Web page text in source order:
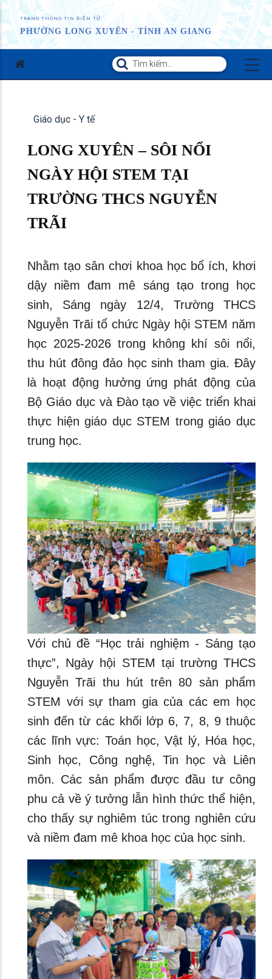
TRANG THÔNG TIN ĐIỆN TỬ
PHƯỜNG LONG XUYÊN - TỈNH AN GIANG
Giáo dục - Y tế
LONG XUYÊN – SÔI NỔI
NGÀY HỘI STEM TẠI
TRƯỜNG THCS NGUYỄN
TRÃI
Nhằm tạo sân chơi khoa học bổ ích, khơi
dậy niềm đam mê sáng tạo trong học
sinh, Sáng ngày 12/4, Trường THCS
Nguyễn Trãi tổ chức Ngày hội STEM năm
học 2025-2026 trong không khí sôi nổi,
thu hút đông đảo học sinh tham gia. Đây
là hoạt động hưởng ứng phát động của
Bộ Giáo dục và Đào tạo về việc triển khai
thực hiện giáo dục STEM trong giáo dục
trung học.
Với chủ đề “Học trải nghiệm - Sáng tạo
thực”, Ngày hội STEM tại trường THCS
Nguyễn Trãi thu hút trên 80 sản phẩm
STEM với sự tham gia của các em học
sinh đến từ các khối lớp 6, 7, 8, 9 thuộc
các lĩnh vực: Toán học, Vật lý, Hóa học,
Sinh học, Công nghệ, Tin học và Liên
môn. Các sản phẩm được đầu tư công
phu cả về ý tưởng lẫn hình thức thể hiện,
cho thấy sự nghiêm túc trong nghiên cứu
và niềm đam mê khoa học của học sinh.